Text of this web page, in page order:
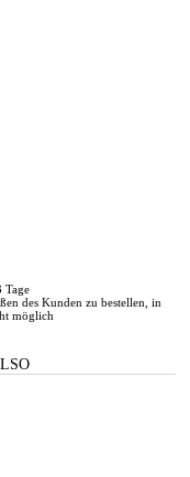
Tage
des Kunden zu bestellen, in
möglich